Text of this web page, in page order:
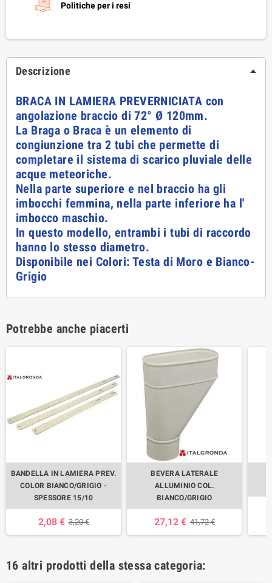
Politiche per i resi
Descrizione
BRACA IN LAMIERA PREVERNICIATA con
angolazione braccio di 72° Ø 120mm.
La Braga o Braca è un elemento di
congiunzione tra 2 tubi che permette di
completare il sistema di scarico pluviale delle
acque meteoriche.
Nella parte superiore e nel braccio ha gli
imbocchi femmina, nella parte inferiore ha l'
imbocco maschio.
In questo modello, entrambi i tubi di raccordo
hanno lo stesso diametro.
Disponibile nei Colori: Testa di Moro e Bianco-
Grigio
Potrebbe anche piacerti
BANDELLA IN LAMIERA PREV.
COLOR BIANCO/GRIGIO -
SPESSORE 15/10
2,08 € 3,20 €
BEVERA LATERALE
ALLUMINIO COL.
BIANCO/GRIGIO
27,12 € 41,72 €
16 altri prodotti della stessa categoria: